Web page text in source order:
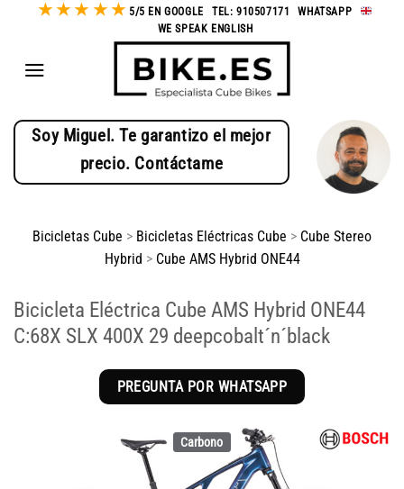
★★ ★ ★★ 5/5 EN GOOGLE TEL: 910507171 -WHATSAPP
WE SPEAK ENGLISH
Soy Miguel. Te garantizo el mejor
precio. Contáctame
Bicicletas Cube > Bicicletas Eléctricas Cube > Cube Stereo
Hybrid > Cube AMS Hybrid ONE44
Bicicleta Eléctrica Cube AMS Hybrid ONE44
C:68X SLX 400X 29 deepcobalt´n´black
PREGUNTA POR WHATSAPP
Carbono